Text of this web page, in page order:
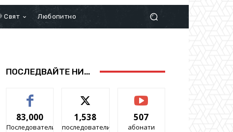
Свят Любопитно
ПОСЛЕДВАЙТЕ НИ...
83,000
Последователи
1,538
последователи
507
абонати